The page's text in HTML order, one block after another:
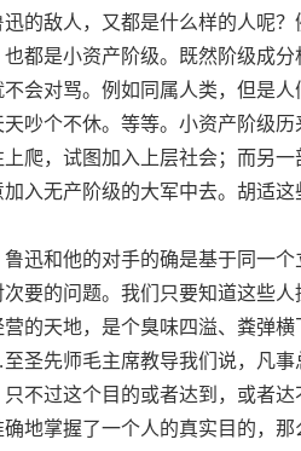
的敌人，又都是什么样的人呢
都是小资产阶级。既然阶级成
不会对骂。例如同属人类，但是
吵个不休。等等。小资产阶级
上爬，试图加入上层社会；而另
入无产阶级的大军中去。胡适
和他的对手的确是基于同一个
要的问题。我们只要知道这些
的天地，是个臭味四溢、粪弹
圣先师毛主席教导我们说，凡事
不过这个目的或者达到，或者
地掌握了一个人的真实目的，